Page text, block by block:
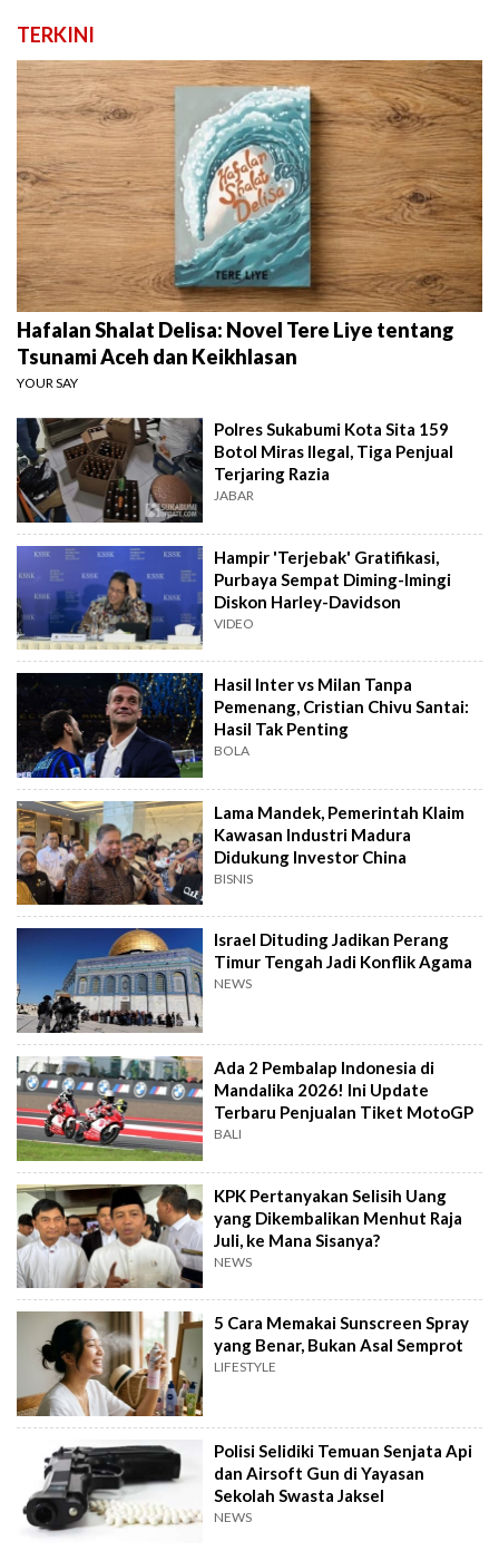
TERKINI
Hafalan Shalat Delisa: Novel Tere Liye tentang
Tsunami Aceh dan Keikhlasan
YOUR SAY
Polres Sukabumi Kota Sita 159
Botol Miras Ilegal, Tiga Penjual
Terjaring Razia
JABAR
Hampir 'Terjebak' Gratifikasi,
Purbaya Sempat Diming-Imingi
Diskon Harley-Davidson
VIDEO
Hasil Inter vs Milan Tanpa
Pemenang, Cristian Chivu Santai:
Hasil Tak Penting
BOLA
Lama Mandek, Pemerintah Klaim
Kawasan Industri Madura
Didukung Investor China
BISNIS
Israel Dituding Jadikan Perang
Timur Tengah Jadi Konflik Agama
NEWS
Ada 2 Pembalap Indonesia di
Mandalika 2026! Ini Update
Terbaru Penjualan Tiket MotoGP
BALI
KPK Pertanyakan Selisih Uang
yang Dikembalikan Menhut Raja
Juli, ke Mana Sisanya?
NEWS
5 Cara Memakai Sunscreen Spray
yang Benar, Bukan Asal Semprot
LIFESTYLE
Polisi Selidiki Temuan Senjata Api
dan Airsoft Gun di Yayasan
Sekolah Swasta Jaksel
NEWS